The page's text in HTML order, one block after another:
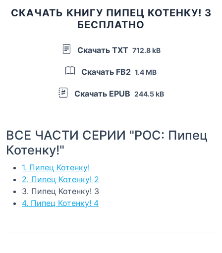
СКАЧАТЬ КНИГУ ПИПЕЦ КОТЕНКУ! 3
БЕСПЛАТНО
Скачать TXT 712.8 kB
Скачать FB2 1.4 MB
Скачать EPUB 244.5 kB
ВСЕ ЧАСТИ СЕРИИ "РОС: Пипец
Котенку!"
1. Пипец Котенку!
2. Пипец Котенку! 2
3. Пипец Котенку! 3
4. Пипец Котенку! 4